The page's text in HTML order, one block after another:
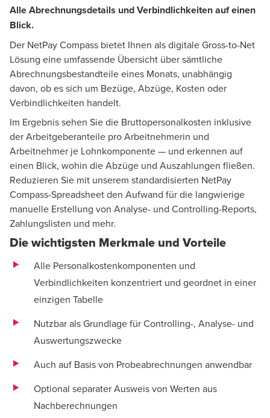
Alle Abrechnungsdetails und Verbindlichkeiten auf einen
Blick.
Der NetPay Compass bietet Ihnen als digitale Gross-to-Net
Lösung eine umfassende Übersicht über sämtliche
Abrechnungsbestandteile eines Monats, unabhängig
davon, ob es sich um Bezüge, Abzüge, Kosten oder
Verbindlichkeiten handelt.
Im Ergebnis sehen Sie die Bruttopersonalkosten inklusive
der Arbeitgeberanteile pro Arbeitnehmerin und
Arbeitnehmer je Lohnkomponente — und erkennen auf
einen Blick, wohin die Abzüge und Auszahlungen fließen.
Reduzieren Sie mit unserem standardisierten NetPay
Compass-Spreadsheet den Aufwand für die langwierige
manuelle Erstellung von Analyse- und Controlling-Reports,
Zahlungslisten und mehr.
Die wichtigsten Merkmale und Vorteile
Alle Personalkostenkomponenten und
Verbindlichkeiten konzentriert und geordnet in einer
einzigen Tabelle
Nutzbar als Grundlage für Controlling-, Analyse- und
Auswertungszwecke
Auch auf Basis von Probeabrechnungen anwendbar
Optional separater Ausweis von Werten aus
Nachberechnungen